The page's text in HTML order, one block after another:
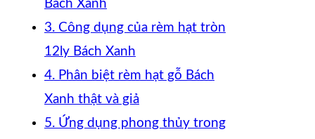
Bách Xanh
3. Công dụng của rèm hạt tròn
12ly Bách Xanh
4. Phân biệt rèm hạt gỗ Bách
Xanh thật và giả
5. Ứng dụng phong thủy trong